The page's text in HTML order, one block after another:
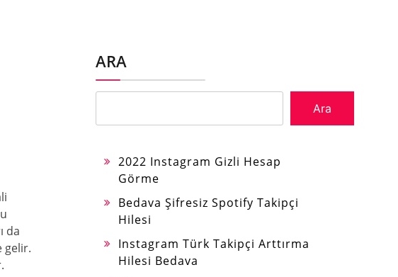
da
gelir.
ARA
Ara
2022 Instagram Gizli Hesap
Görme
Bedava Şifresiz Spotify Takipçi
Hilesi
Instagram Türk Takipçi Arttırma
Hilesi Bedava